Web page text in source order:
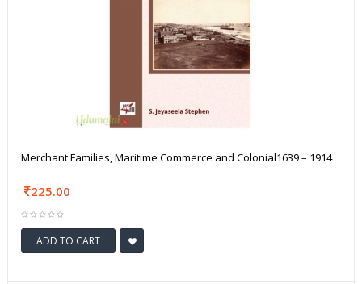
Merchant Families, Maritime Commerce and Colonial1639 – 1914
225.00
ADD TO CART